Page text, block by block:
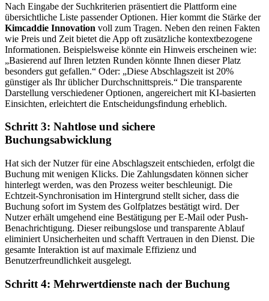
Nach Eingabe der Suchkriterien präsentiert die Plattform eine
übersichtliche Liste passender Optionen. Hier kommt die Stärke der
Kimcaddie Innovation voll zum Tragen. Neben den reinen Fakten
wie Preis und Zeit bietet die App oft zusätzliche kontextbezogene
Informationen. Beispielsweise könnte ein Hinweis erscheinen wie:
„Basierend auf Ihren letzten Runden könnte Ihnen dieser Platz
besonders gut gefallen.“ Oder: „Diese Abschlagszeit ist 20%
günstiger als Ihr üblicher Durchschnittspreis.“ Die transparente
Darstellung verschiedener Optionen, angereichert mit KI-basierten
Einsichten, erleichtert die Entscheidungsfindung erheblich.
Schritt 3: Nahtlose und sichere
Buchungsabwicklung
Hat sich der Nutzer für eine Abschlagszeit entschieden, erfolgt die
Buchung mit wenigen Klicks. Die Zahlungsdaten können sicher
hinterlegt werden, was den Prozess weiter beschleunigt. Die
Echtzeit-Synchronisation im Hintergrund stellt sicher, dass die
Buchung sofort im System des Golfplatzes bestätigt wird. Der
Nutzer erhält umgehend eine Bestätigung per E-Mail oder Push-
Benachrichtigung. Dieser reibungslose und transparente Ablauf
eliminiert Unsicherheiten und schafft Vertrauen in den Dienst. Die
gesamte Interaktion ist auf maximale Effizienz und
Benutzerfreundlichkeit ausgelegt.
Schritt 4: Mehrwertdienste nach der Buchung